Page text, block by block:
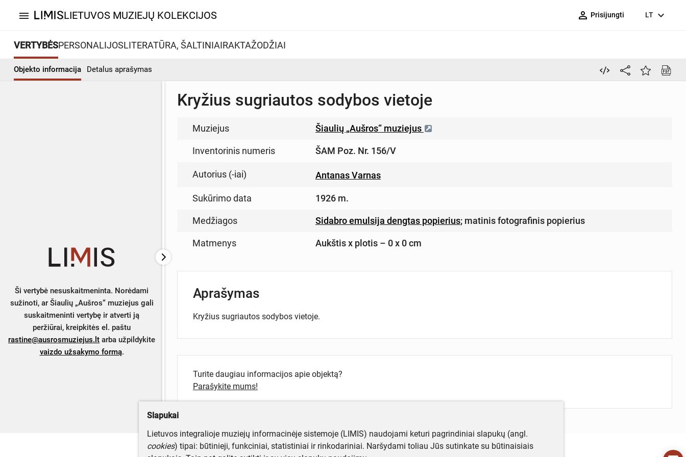
menu LIETUVOS MUZIEJŲ KOLEKCIJOS person_outline Prisijungti LT expand_more
VERTYBĖSPERSONALIJOSLITERATŪRA, ŠALTINIAIRAKTAŽODŽIAI
Objekto informacija Detalus aprašymas
Ši vertybė nesuskaitmeninta. Norėdami
sužinoti, ar Šiaulių „Aušros“ muziejus gali
suskaitmeninti vertybę ir atverti ją
peržiūrai, kreipkitės el. paštu
rastine@ausrosmuziejus.lt arba užpildykite
vaizdo užsakymo formą.
Kryžius sugriautos sodybos vietoje
Muziejus Šiaulių „Aušros“ muziejus
Inventorinis numeris ŠAM Poz. Nr. 156/V
Autorius (-iai) Antanas Varnas
Sukūrimo data 1926 m.
Medžiagos Sidabro emulsija dengtas popierius; matinis fotografinis popierius
Matmenys Aukštis x plotis – 0 x 0 cm
Aprašymas
Kryžius sugriautos sodybos vietoje.
Turite daugiau informacijos apie objektą?
Parašykite mums!
Slapukai
Lietuvos integralioje muziejų informacinėje sistemoje (LIMIS) naudojami keturi pagrindiniai slapukų (angl.
cookies) tipai: būtinieji, funkciniai, statistiniai ir rinkodariniai. Naršydami toliau Jūs sutinkate su būtinaisiais